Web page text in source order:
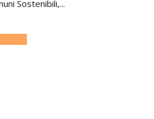
Sostenibili,...